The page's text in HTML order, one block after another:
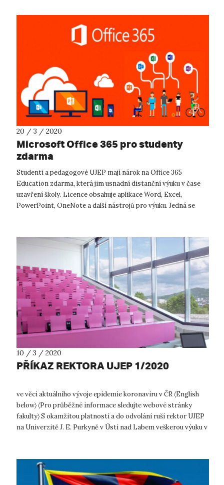
20 / 3 / 2020
Microsoft Office 365 pro studenty
zdarma
Studenti a pedagogové UJEP mají nárok na Office 365
Education zdarma, která jim usnadní distanční výuku v čase
uzavření školy. Licence obsahuje aplikace Word, Excel,
PowerPoint, OneNote a další nástrojů pro výuku. Jedná se
10 / 3 / 2020
PŘÍKAZ REKTORA UJEP 1/2020
ve věci aktuálního vývoje epidemie koronaviru v ČR 〈English
below〉 〈Pro průběžné informace sledujte webové stránky
fakulty〉 S okamžitou platností a do odvolání ruší rektor UJEP
na Univerzitě J. E. Purkyně v Ústí nad Labem veškerou výuku v